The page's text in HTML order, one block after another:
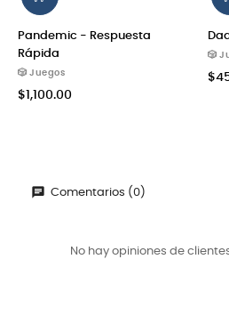
Pandemic - Respuesta
Rápida
🎲 Juegos
$1,100.00
🎲
Comentarios (0)
No hay opiniones de